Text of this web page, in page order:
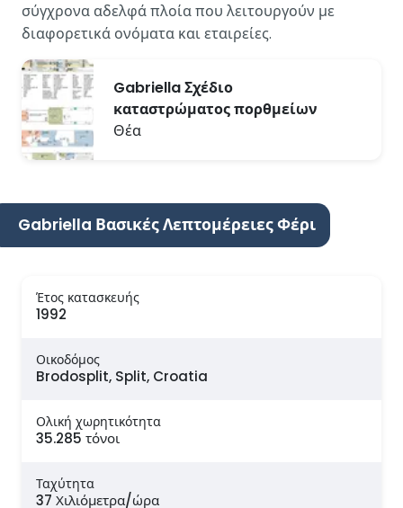
σύγχρονα αδελφά πλοία που λειτουργούν με
διαφορετικά ονόματα και εταιρείες.
Gabriella Σχέδιο
καταστρώματος πορθμείων
Θέα
Gabriella Βασικές Λεπτομέρειες Φέρι
Έτος κατασκευής
1992
Οικοδόμος
Brodosplit, Split, Croatia
Ολική χωρητικότητα
35.285 τόνοι
Ταχύτητα
37 Χιλιόμετρα/ώρα